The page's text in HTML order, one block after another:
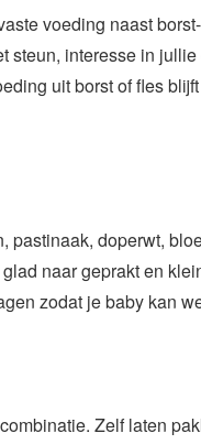
voeding naast
steun, interesse in
uit borst of fles
pastinaak, doperwt,
naar geprakt en
zodat je baby kan
Zelf laten